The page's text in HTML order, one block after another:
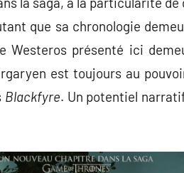
que sa chronologie
Westeros présenté ici
est toujours au
Blackfyre. Un potentiel